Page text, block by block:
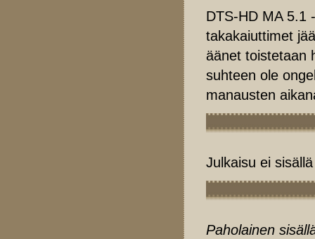
DTS-HD MA 5.1
takakaiuttimet
äänet toistetaan
suhteen ole
manausten
Julkaisu ei
Paholainen